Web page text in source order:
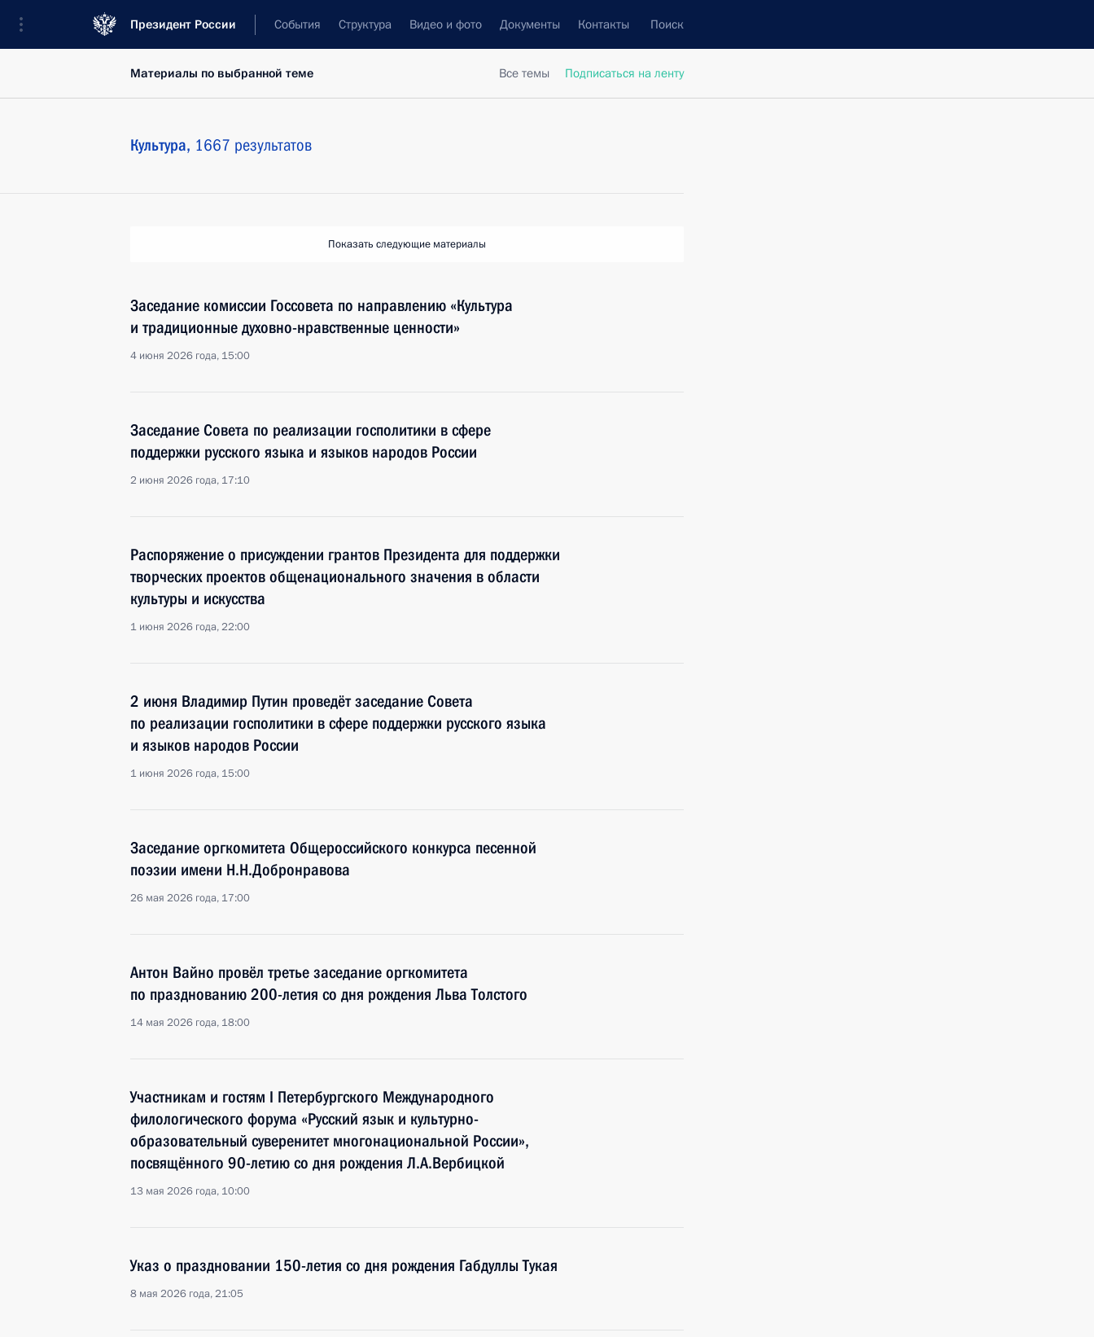
Президент России События Структура Видео и фото Документы Контакты Поиск
Все темы Подписаться на ленту
Материалы по выбранной теме
Культура, 1667 результатов
Показать следующие материалы
Заседание комиссии Госсовета по направлению «Культура
и традиционные духовно-нравственные ценности»
4 июня 2026 года, 15:00
Заседание Совета по реализации госполитики в сфере
поддержки русского языка и языков народов России
2 июня 2026 года, 17:10
Распоряжение о присуждении грантов Президента для поддержки
творческих проектов общенационального значения в области
культуры и искусства
1 июня 2026 года, 22:00
2 июня Владимир Путин проведёт заседание Совета
по реализации госполитики в сфере поддержки русского языка
и языков народов России
1 июня 2026 года, 15:00
Заседание оргкомитета Общероссийского конкурса песенной
поэзии имени Н.Н.Добронравова
26 мая 2026 года, 17:00
Антон Вайно провёл третье заседание оргкомитета
по празднованию 200-летия со дня рождения Льва Толстого
14 мая 2026 года, 18:00
Участникам и гостям I Петербургского Международного
филологического форума «Русский язык и культурно-
образовательный суверенитет многонациональной России»,
посвящённого 90-летию со дня рождения Л.А.Вербицкой
13 мая 2026 года, 10:00
Указ о праздновании 150-летия со дня рождения Габдуллы Тукая
8 мая 2026 года, 21:05